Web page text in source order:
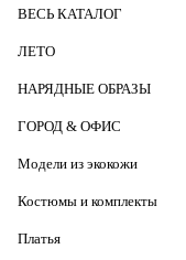
ВЕСЬ КАТАЛОГ
ЛЕТО
НАРЯДНЫЕ ОБРАЗЫ
ГОРОД & ОФИС
Модели из экокожи
Костюмы и комплекты
Платья